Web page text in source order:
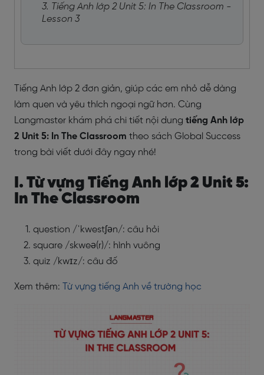
3. Tiếng Anh lớp 2 Unit 5: In The Classroom -
Lesson 3
Tiếng Anh lớp 2 đơn giản, giúp các em nhỏ dễ dàng
làm quen và yêu thích ngoại ngữ hơn. Cùng
Langmaster khám phá chi tiết nội dung tiếng Anh lớp
2 Unit 5: In The Classroom theo sách Global Success
trong bài viết dưới đây ngay nhé!
I. Từ vựng Tiếng Anh lớp 2 Unit 5:
In The Classroom
question /ˈkwestʃən/: câu hỏi
square /skweə(r)/: hình vuông
quiz /kwɪz/: câu đố
Xem thêm: Từ vựng tiếng Anh về trường học